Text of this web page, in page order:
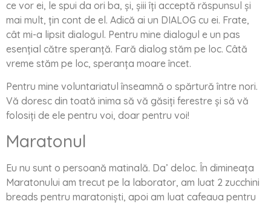
ce vor ei, le spui da ori ba, și, șiii îți acceptă răspunsul și
mai mult, țin cont de el. Adică ai un DIALOG cu ei. Frate,
cât mi-a lipsit dialogul. Pentru mine dialogul e un pas
esențial către speranță. Fară dialog stăm pe loc. Câtă
vreme stăm pe loc, speranța moare încet.
Pentru mine voluntariatul înseamnă o spărtură între nori.
Vă doresc din toată inima să vă găsiți ferestre și să vă
folosiți de ele pentru voi, doar pentru voi!
Maratonul
Eu nu sunt o persoană matinală. Da’ deloc. În dimineața
Maratonului am trecut pe la laborator, am luat 2 zucchini
breads pentru maratoniști, apoi am luat cafeaua pentru